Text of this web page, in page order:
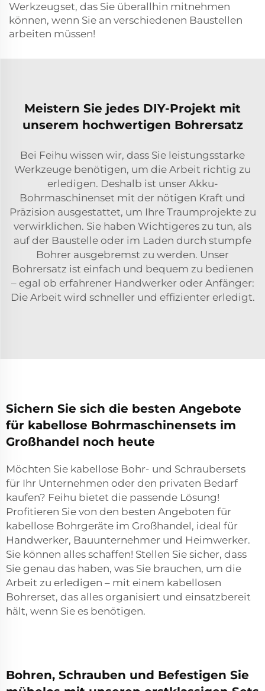
Werkzeugset, das Sie überallhin mitnehmen
können, wenn Sie an verschiedenen Baustellen
arbeiten müssen!
Meistern Sie jedes DIY-Projekt mit
unserem hochwertigen Bohrersatz
Bei Feihu wissen wir, dass Sie leistungsstarke
Werkzeuge benötigen, um die Arbeit richtig zu
erledigen. Deshalb ist unser Akku-
Bohrmaschinenset mit der nötigen Kraft und
Präzision ausgestattet, um Ihre Traumprojekte zu
verwirklichen. Sie haben Wichtigeres zu tun, als
auf der Baustelle oder im Laden durch stumpfe
Bohrer ausgebremst zu werden. Unser
Bohrersatz ist einfach und bequem zu bedienen
– egal ob erfahrener Handwerker oder Anfänger:
Die Arbeit wird schneller und effizienter erledigt.
Sichern Sie sich die besten Angebote
für kabellose Bohrmaschinensets im
Großhandel noch heute
Möchten Sie kabellose Bohr- und Schraubersets
für Ihr Unternehmen oder den privaten Bedarf
kaufen? Feihu bietet die passende Lösung!
Profitieren Sie von den besten Angeboten für
kabellose Bohrgeräte im Großhandel, ideal für
Handwerker, Bauunternehmer und Heimwerker.
Sie können alles schaffen! Stellen Sie sicher, dass
Sie genau das haben, was Sie brauchen, um die
Arbeit zu erledigen – mit einem kabellosen
Bohrerset, das alles organisiert und einsatzbereit
hält, wenn Sie es benötigen.
Bohren, Schrauben und Befestigen Sie